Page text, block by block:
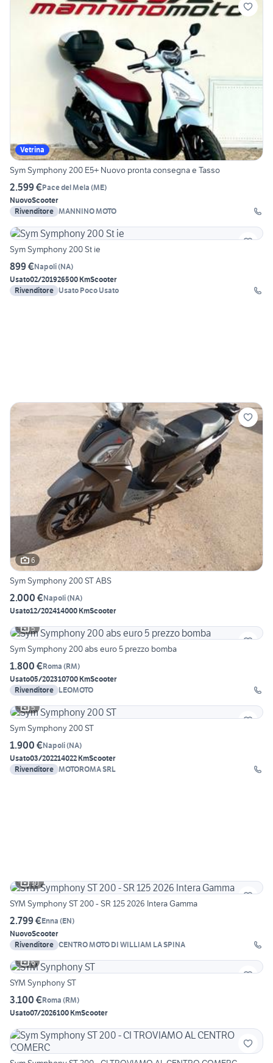
Vetrina
Sym Symphony 200 E5+ Nuovo pronta consegna e Tasso
2.599 €Pace del Mela (ME)
NuovoScooter
Rivenditore MANNINO MOTO
Sym Symphony 200 St ie
899 €Napoli(NA)
Usato02/201926500 KmScooter
Rivenditore Usato Poco Usato
6
Sym Symphony 200 ST ABS
2.000 €Napoli(NA)
Usato12/202414000 KmScooter
5
Sym Symphony 200 abs euro 5 prezzo bomba
1.800 €Roma (RM)
Usato05/202310700 KmScooter
Rivenditore LEOMOTO
5
Sym Symphony 200 ST
1.900 €Napoli(NA)
Usato03/202214022 KmScooter
Rivenditore MOTOROMA SRL
30
SYM Symphony ST 200 - SR 125 2026 Intera Gamma
2.799 €Enna (EN)
NuovoScooter
Rivenditore CENTRO MOTO DI WILLIAM LA SPINA
6
SYM Synphony ST
3.100 €Roma (RM)
Usato07/2026100 KmScooter